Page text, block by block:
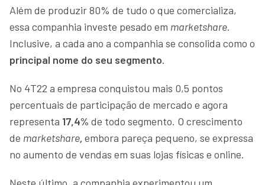
Além de produzir 80% de tudo o que comercializa,
essa companhia investe pesado em marketshare.
Inclusive, a cada ano a companhia se consolida como o
principal nome do seu segmento.
No 4T22 a empresa conquistou mais 0,5 pontos
percentuais de participação de mercado e agora
representa 17,4% de todo segmento. O crescimento
de marketshare,embora pareça pequeno, se expressa
no aumento de vendas em suas lojas físicas e online.